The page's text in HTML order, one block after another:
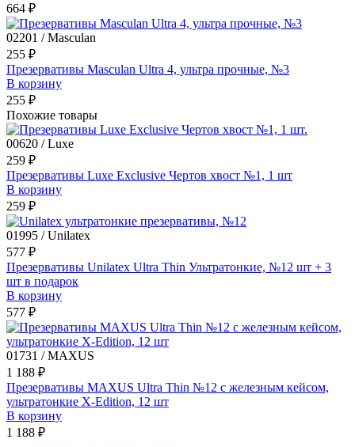
664 ₽
02201 / Masculan
255 ₽
Презервативы Masculan Ultra 4, ультра прочные, №3
В корзину
255 ₽
Похожие товары
00620 / Luxe
259 ₽
Презервативы Luxe Exclusive Чертов хвост №1, 1 шт
В корзину
259 ₽
01995 / Unilatex
577 ₽
Презервативы Unilatex Ultra Thin Ультратонкие, №12 шт + 3
шт в подарок
В корзину
577 ₽
01731 / MAXUS
1 188 ₽
Презервативы MAXUS Ultra Thin №12 с железным кейсом,
ультратонкие X-Edition, 12 шт
В корзину
1 188 ₽